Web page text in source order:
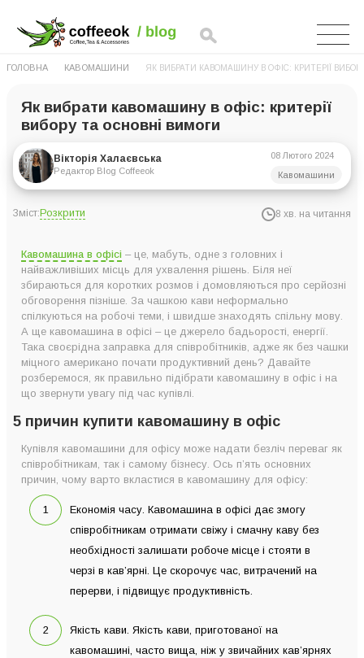
ГОЛОВНА КАВОМАШИНИ ЯК ВИБРАТИ КАВОМАШИНУ В ОФІС: КРИТЕРІЇ
Як вибрати кавомашину в офіс: критерії
вибору та основні вимоги
Вікторія Халаєвська
Редактор Blog Coffeeok
08 Лютого 2024
Кавомашини
Зміст:Розкрити 8 хв. на читання
Які кавомашини підійдуть для офісу?
Критерії вибору кавомашини в офіс
Не забувайте про догляд за кавомашиною в офісі
Де купити хорошу кавомашину для офісу?
Кавомашина в офісі – це, мабуть, одне з головних і
найважливіших місць для ухвалення рішень. Біля неї
збираються для коротких розмов і домовляються про серйозні
обговорення пізніше. За чашкою кави неформально
спілкуються на робочі теми, і швидше знаходять спільну мову.
А ще кавомашина в офісі – це джерело бадьорості, енергії.
Така своєрідна заправка для співробітників, адже як без чашки
міцного американо почати продуктивний день? Давайте
розберемося, як правильно підібрати кавомашину в офіс і на
що звернути увагу під час купівлі.
5 причин купити кавомашину в офіс
Купівля кавомашини для офісу може надати безліч переваг як
співробітникам, так і самому бізнесу. Ось п’ять основних
причин, чому варто вкластися в кавомашину для офісу:
Економія часу. Кавомашина в офісі дає змогу
співробітникам отримати свіжу і смачну каву без
необхідності залишати робоче місце і стояти в
черзі в кав’ярні. Це скорочує час, витрачений на
перерви, і підвищує продуктивність.
Якість кави. Якість кави, приготованої на
кавомашині, часто вища, ніж у звичайних кав’ярнях